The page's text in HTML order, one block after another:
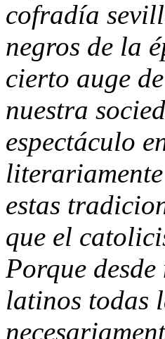
cofradía
negros de la
cierto auge
nuestra
espectáculo
estas
que el
Porque
latinos todas